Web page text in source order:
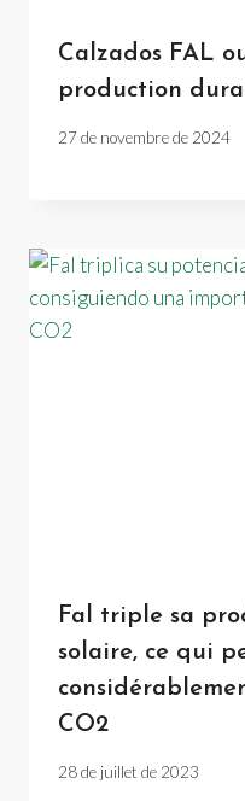
Calzados FAL
production
27 de novembre de 2024
Fal triple sa
solaire, ce qui
CO2
28 de juillet de 2023